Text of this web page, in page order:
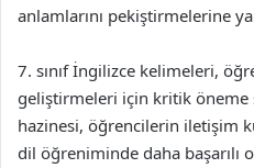
anlamlarını pekiştirmelerine
7. sınıf İngilizce kelimeleri,
geliştirmeleri için kritik öneme
hazinesi, öğrencilerin iletişim
dil öğreniminde daha başarılı